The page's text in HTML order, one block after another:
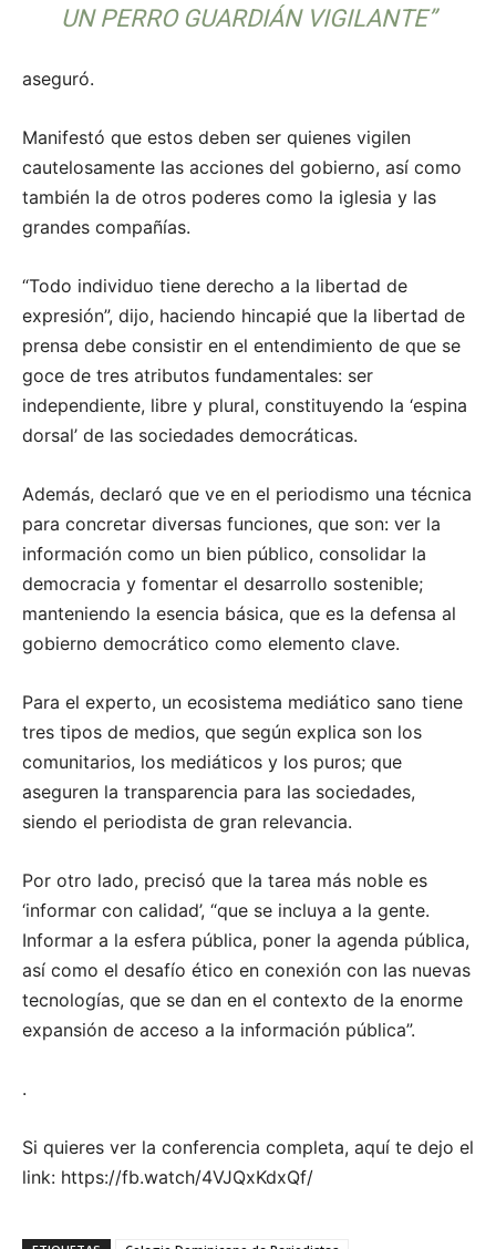
UN PERRO GUARDIÁN VIGILANTE”
aseguró.
Manifestó que estos deben ser quienes vigilen
cautelosamente las acciones del gobierno, así como
también la de otros poderes como la iglesia y las
grandes compañías.
“Todo individuo tiene derecho a la libertad de
expresión”, dijo, haciendo hincapié que la libertad de
prensa debe consistir en el entendimiento de que se
goce de tres atributos fundamentales: ser
independiente, libre y plural, constituyendo la ‘espina
dorsal’ de las sociedades democráticas.
Además, declaró que ve en el periodismo una técnica
para concretar diversas funciones, que son: ver la
información como un bien público, consolidar la
democracia y fomentar el desarrollo sostenible;
manteniendo la esencia básica, que es la defensa al
gobierno democrático como elemento clave.
Para el experto, un ecosistema mediático sano tiene
tres tipos de medios, que según explica son los
comunitarios, los mediáticos y los puros; que
aseguren la transparencia para las sociedades,
siendo el periodista de gran relevancia.
Por otro lado, precisó que la tarea más noble es
‘informar con calidad’, “que se incluya a la gente.
Informar a la esfera pública, poner la agenda pública,
así como el desafío ético en conexión con las nuevas
tecnologías, que se dan en el contexto de la enorme
expansión de acceso a la información pública”.
.
Si quieres ver la conferencia completa, aquí te dejo el
link: https://fb.watch/4VJQxKdxQf/